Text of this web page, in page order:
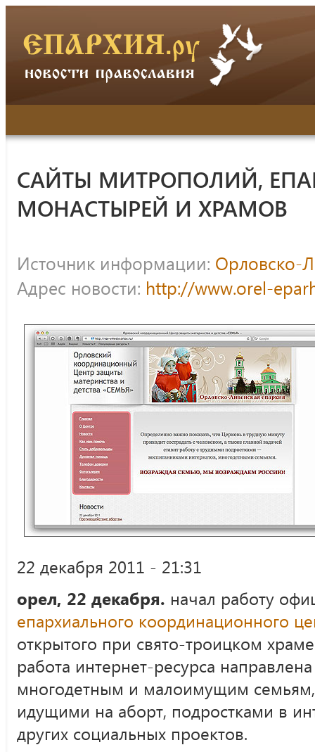
САЙТЫ МИТРОПОЛИЙ,
МОНАСТЫРЕЙ И ХРАМОВ
Источник информации: Орловско-
Адрес новости: http://www.orel-
22 декабря 2011 - 21:31
орел, 22 декабря. начал работу
епархиального координационного
открытого при свято-троицком
работа интернет-ресурса
многодетным и малоимущим
идущими на аборт, подростками в
других социальных проектов.